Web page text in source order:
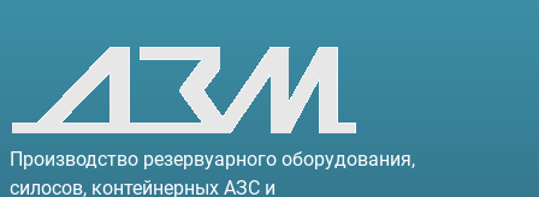
Производство резервуарного оборудования,
силосов, контейнерных АЗС и